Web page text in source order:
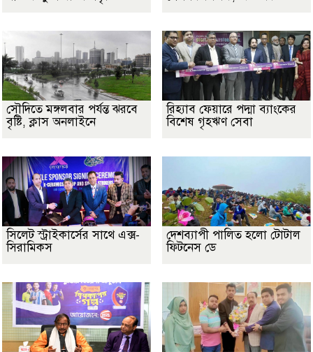
সৌদিতে মঙ্গলবার পর্যন্ত ঝরবে
বৃষ্টি, ক্লাস অনলাইনে
রিহ্যাব ফেয়ারে পদ্মা ব্যাংকের
বিশেষ গৃহঋণ সেবা
সিলেট স্ট্রাইকার্সের সাথে এক্স-
সিরামিকস
দেশব্যাপী পালিত হলো টোটাল
ফিটনেস ডে